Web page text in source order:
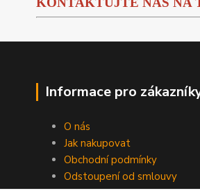
Informace pro
O nás
Jak nakupovat
Obchodní podmínky
Odstoupení od smlouvy